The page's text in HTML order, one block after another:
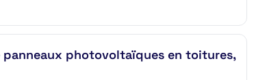
photovoltaïques en toitures,